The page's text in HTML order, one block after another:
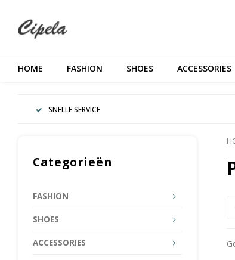
HOME FASHION SHOES ACCESSORIES
SNELLE SERVICE
Categorieën
FASHION
SHOES
ACCESSORIES